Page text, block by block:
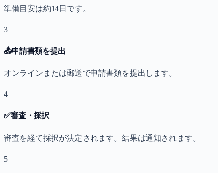
準備目安は約14日です。
3
📤申請書類を提出
オンラインまたは郵送で申請書類を提出します。
4
✅審査・採択
審査を経て採択が決定されます。結果は通知されます。
5